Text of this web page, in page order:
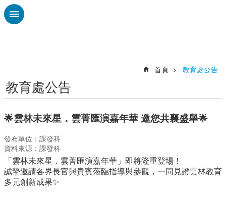
跳到主要內容區塊
認
廣
興
校
刊
專
欄
首頁 教育處公告
教育處公告
🌟雲林未來星．雲菁匯演嘉年華 邀您共襄盛舉🌟
發布單位：課發科
資料來源：課發科
「雲林未來星．雲菁匯演嘉年華」即將隆重登場！
誠摯邀請各界長官與貴賓蒞臨指導與參觀，一同見證雲林教育
多元創新成果✨